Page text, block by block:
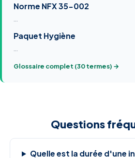
Norme NFX 35-002
Paquet Hygiène
Glossaire complet (30 termes) →
Questions
Quelle est la durée d'une